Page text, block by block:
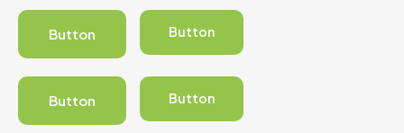
Button Button
Button Button